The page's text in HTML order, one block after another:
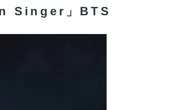
Singer」BTS